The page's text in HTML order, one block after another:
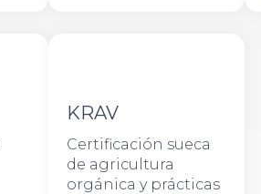
KRAV
Certificación sueca
de agricultura
orgánica y prácticas